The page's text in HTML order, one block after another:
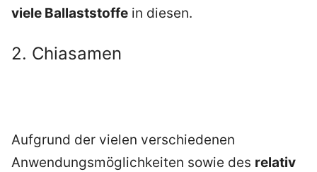
viele Ballaststoffe in diesen.
2. Chiasamen
Aufgrund der vielen verschiedenen
Anwendungsmöglichkeiten sowie des relativ